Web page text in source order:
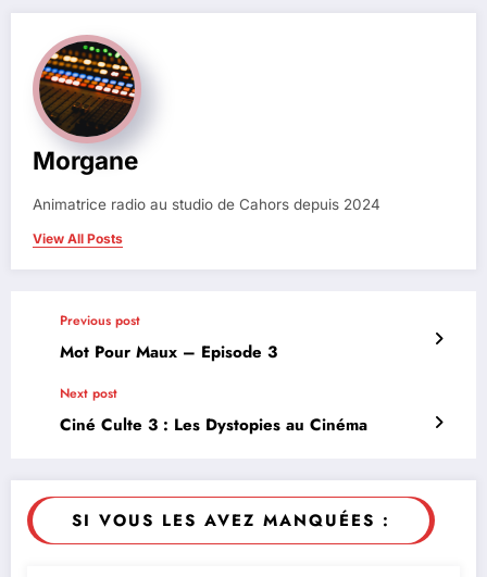
Morgane
Animatrice radio au studio de Cahors depuis 2024
View All Posts
Previous post
Mot Pour Maux – Episode 3
Next post
Ciné Culte 3 : Les Dystopies au Cinéma
SI VOUS LES AVEZ MANQUÉES :